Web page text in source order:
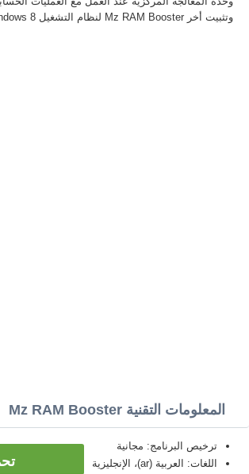
وتثبيت أخر Mz RAM Booster لنظام التشغيل Windows 8 العربية.
المعلومات التقنية Mz RAM Booster
ترخيص البرنامج: مجانية
اللغات: العربية (ar)، الإنجليزية